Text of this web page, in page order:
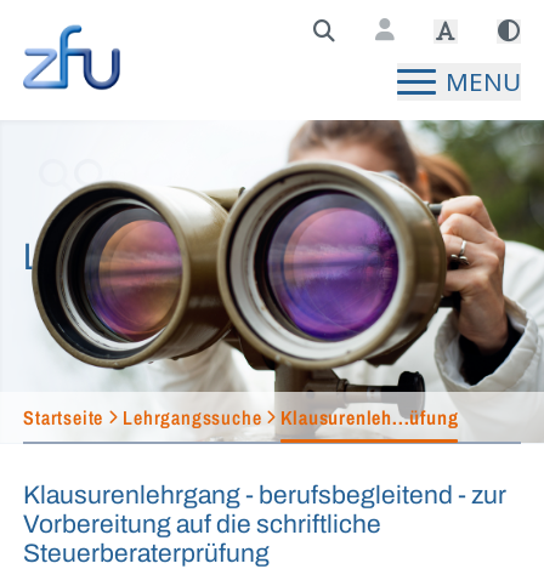
Zentralstelle für Fernunterricht Hauptseite
MENU
Lehrgangssuche
Startseite Lehrgangssuche Klausurenleh...üfung
Klausurenlehrgang - berufsbegleitend - zur
Vorbereitung auf die schriftliche
Steuerberaterprüfung